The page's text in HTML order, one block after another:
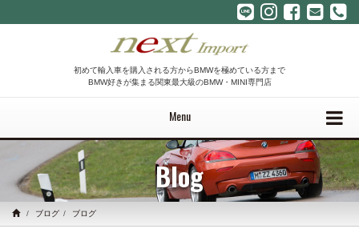
初めて輸入車を購入される方からBMWを極めている方まで
BMW好きが集まる関東最大級のBMW・MINI専門店
Menu
Blog
ブログ ブログ